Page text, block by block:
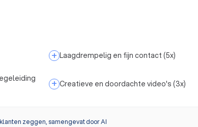
+ Laagdrempelig en fijn contact (5x)
+ Creatieve en doordachte video's (3x)
zeggen, samengevat door AI